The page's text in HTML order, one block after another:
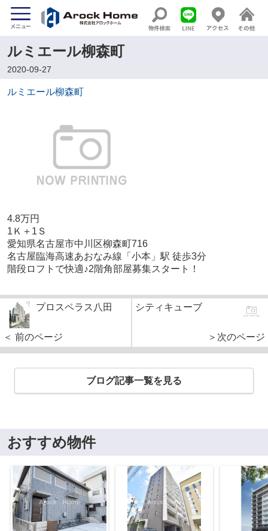
ルミエール柳森町
2020-09-27
ルミエール柳森町
4.8万円
1Ｋ＋1Ｓ
愛知県名古屋市中川区柳森町716
名古屋臨海高速あおなみ線「小本」駅 徒歩3分
階段ロフトで快適♪2階角部屋募集スタート！
プロスペラス八田
＜ 前のページ
シティキューブ
＞次のページ
ブログ記事一覧を見る
おすすめ物件